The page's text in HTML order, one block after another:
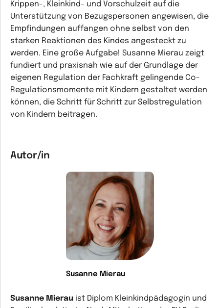
Krippen-, Kleinkind- und Vorschulzeit auf die
Unterstützung von Bezugspersonen angewisen, die
Empfindungen auffangen ohne selbst von den
starken Reaktionen des Kindes angesteckt zu
werden. Eine große Aufgabe! Susanne Mierau zeigt
fundiert und praxisnah wie auf der Grundlage der
eigenen Regulation der Fachkraft gelingende Co-
Regulationsmomente mit Kindern gestaltet werden
können, die Schritt für Schritt zur Selbstregulation
von Kindern beitragen.
Autor/in
Susanne Mierau
Susanne Mierau ist Diplom Kleinkindpädagogin und